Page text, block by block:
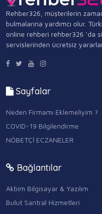
Rehber326, müşterilerin
bulmalarına yardımcı olur.
online rehberi rehber326 ‘da
servislerinden ücretsiz
Sayfalar
Neden Firmamı Eklemeliyim ?
COVID-19 Bilgilendirme
NÖBETÇİ ECZANELER
Bağlantılar
Akbim Bilgisayar & Yazılım
Bulut Santral Hizmetleri